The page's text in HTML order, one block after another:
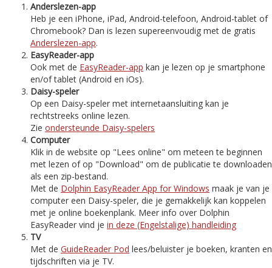
Anderslezen-app
Heb je een iPhone, iPad, Android-telefoon, Android-tablet of
Chromebook? Dan is lezen supereenvoudig met de gratis
Anderslezen-app.
EasyReader-app
Ook met de EasyReader-app kan je lezen op je smartphone
en/of tablet (Android en iOs).
Daisy-speler
Op een Daisy-speler met internetaansluiting kan je
rechtstreeks online lezen.
Zie ondersteunde Daisy-spelers
Computer
Klik in de website op "Lees online" om meteen te beginnen
met lezen of op "Download" om de publicatie te downloaden
als een zip-bestand.
Met de Dolphin EasyReader App for Windows maak je van je
computer een Daisy-speler, die je gemakkelijk kan koppelen
met je online boekenplank. Meer info over Dolphin
EasyReader vind je in deze (Engelstalige) handleiding
TV
Met de GuideReader Pod lees/beluister je boeken, kranten en
tijdschriften via je TV.